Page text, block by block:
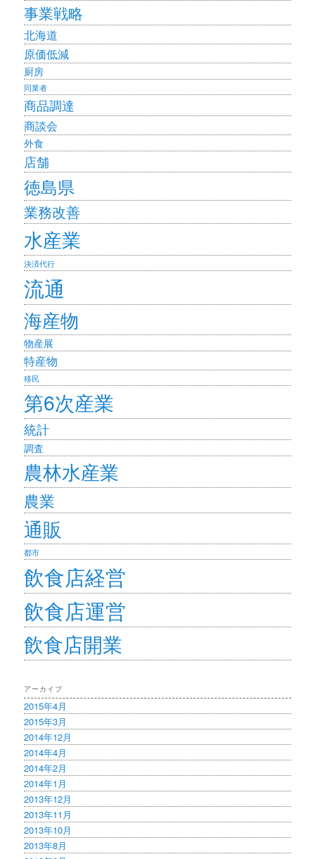
事業戦略
北海道
原価低減
厨房
同業者
商品調達
商談会
外食
店舗
徳島県
業務改善
水産業
決済代行
流通
海産物
物産展
特産物
移民
第6次産業
統計
調査
農林水産業
農業
通販
都市
飲食店経営
飲食店運営
飲食店開業
アーカイブ
2015年4月
2015年3月
2014年12月
2014年4月
2014年2月
2014年1月
2013年12月
2013年11月
2013年10月
2013年8月